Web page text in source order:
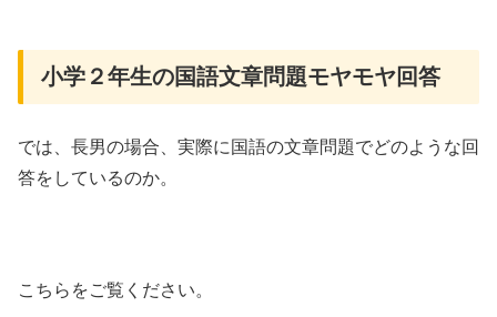
小学２年生の国語文章問題モヤモヤ回答
では、長男の場合、実際に国語の文章問題でどのような回
答をしているのか。
こちらをご覧ください。